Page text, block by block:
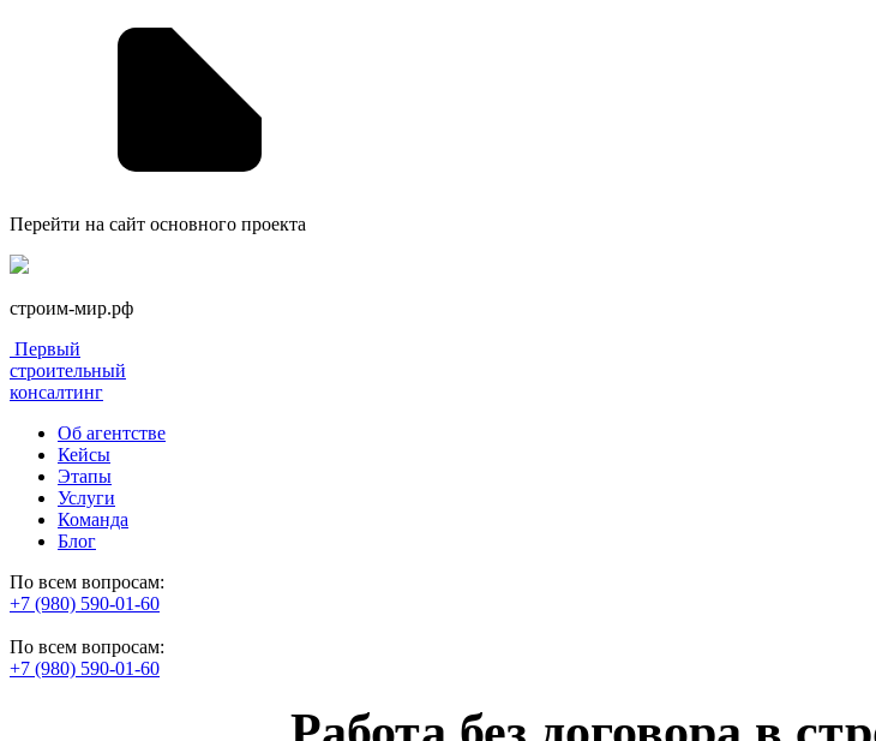
Перейти на сайт основного проекта
строим-мир.рф
Первый
строительный
консалтинг
Об агентстве
Кейсы
Этапы
Услуги
Команда
Блог
По всем вопросам:
+7 (980) 590-01-60
По всем вопросам:
+7 (980) 590-01-60